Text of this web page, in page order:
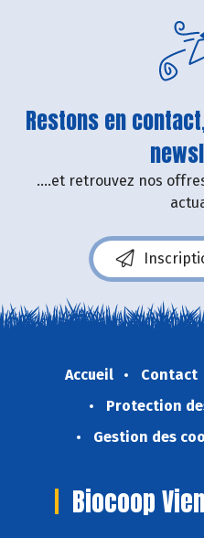
Restons en
....et retrouvez nos
Accueil Contact
Protection
Gestion des
Biocoop